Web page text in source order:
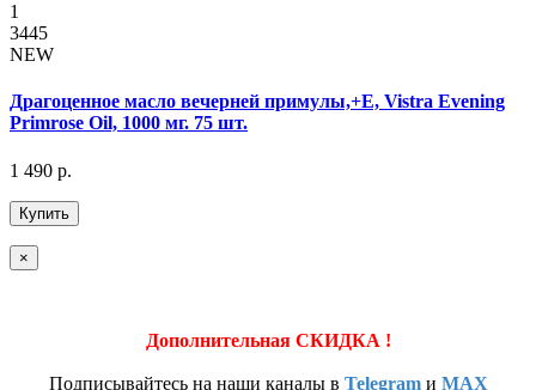
1
3445
NEW
Драгоценное масло вечерней примулы,+Е, Vistra Evening
Primrose Oil, 1000 мг. 75 шт.
1 490 р.
Купить
×
Дополнительная СКИДКА !
Подписывайтесь на наши каналы в Telegramи MAX